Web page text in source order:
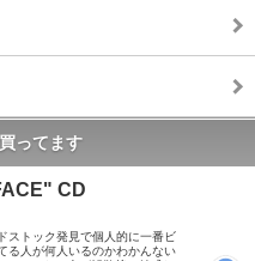
ってます
CD
ストック発見で個人的に一番ビ
る人が何人いるのかわかんない